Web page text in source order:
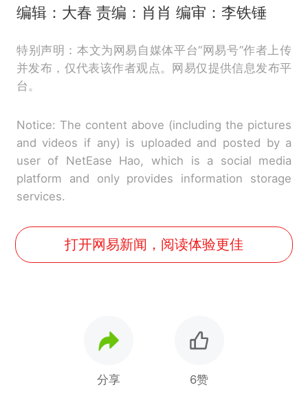
编辑：大春 责编：肖肖 编审：李铁锤
特别声明：本文为网易自媒体平台“网易号”作者上传
并发布，仅代表该作者观点。网易仅提供信息发布平
台。
Notice: The content above (including the pictures
and videos if any) is uploaded and posted by a
user of NetEase Hao, which is a social media
platform and only provides information storage
services.
打开网易新闻，阅读体验更佳
分享 6赞